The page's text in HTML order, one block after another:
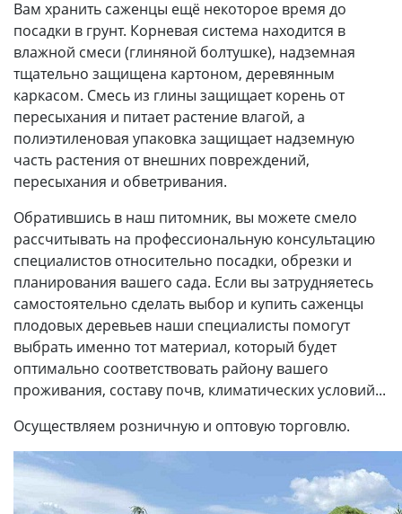
Вам хранить саженцы ещё некоторое время до
посадки в грунт. Корневая система находится в
влажной смеси (глиняной болтушке), надземная
тщательно защищена картоном, деревянным
каркасом. Смесь из глины защищает корень от
пересыхания и питает растение влагой, а
полиэтиленовая упаковка защищает надземную
часть растения от внешних повреждений,
пересыхания и обветривания.
Обратившись в наш питомник, вы можете смело
рассчитывать на профессиональную консультацию
специалистов относительно посадки, обрезки и
планирования вашего сада. Если вы затрудняетесь
самостоятельно сделать выбор и купить саженцы
плодовых деревьев наши специалисты помогут
выбрать именно тот материал, который будет
оптимально соответствовать району вашего
проживания, составу почв, климатических условий...
Осуществляем розничную и оптовую торговлю.